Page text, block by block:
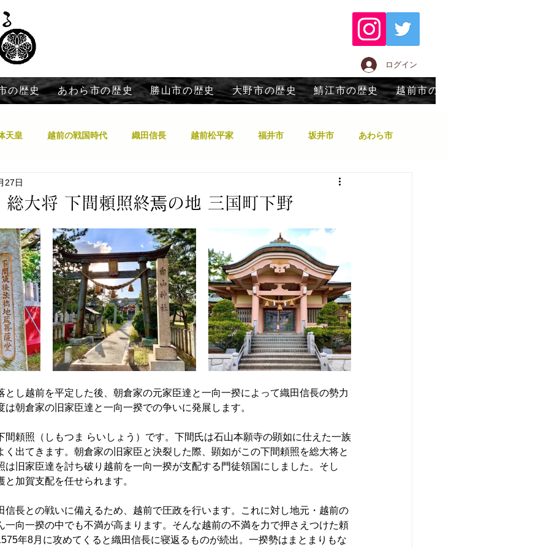
ログイン
の歴史 あわら市の歴史 勝山市の歴史 大野市の歴史 鯖江市の歴史 越前市の歴史
天皇 越前の戦国時代 織田信長 越前松平家 福井市 坂井市 あわら市
日本の神々の越前国でのお話
中！福井郷土史 全国の神社と郷土史
総大将 下間頼照終焉の地 三国町下野
27日
とし越前を平定した後、朝倉家の元家臣達と一向一揆によって織田信長の勢力
朝倉家の旧家臣達と一向一揆での争いに発展します。
間頼照（しもつま らいしょう）です。下間氏は石山本願寺の顕如に仕えた一族
く出てきます。朝倉家の旧家臣と決裂した際、顕如がこの下間頼照を総大将と
は旧家臣達を討ち破り越前を一向一揆が支配する門徒領国にしました。そし
加賀支配を任せられます。
信長との戦いに備えるため、越前で圧政を行います。これに対し地元・越前の
一向一揆の中でも不満が高まります。そんな越前の不満を力で押さえつけた頼
年8月に攻めてくると織田信長に寝返るものが続出。一揆勢はまとまりもな